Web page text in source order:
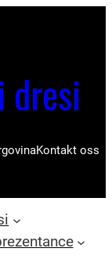
dresi
Kontakt oss